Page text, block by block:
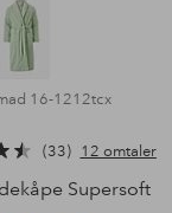
16-1212tcx
33 12 omtaler
Supersoft